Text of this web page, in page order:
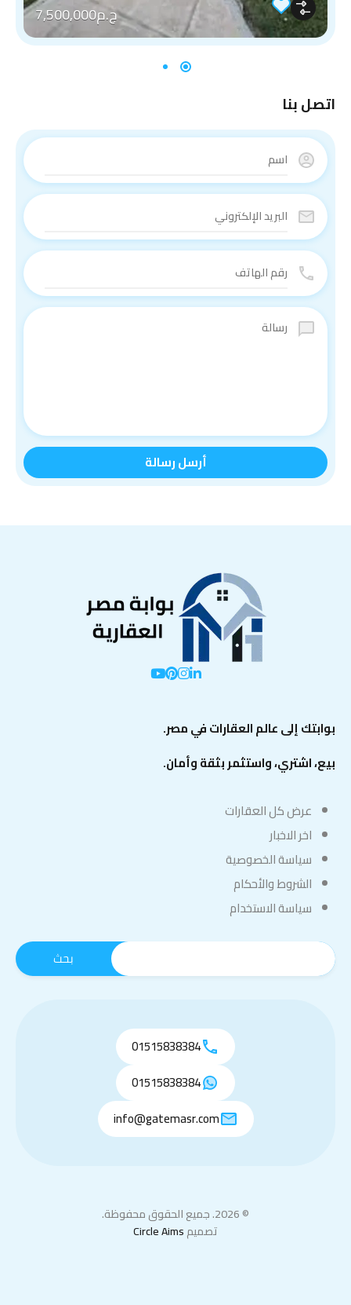
ج.م7,500,000
اتصل بنا
بوابتك إلى عالم العقارات في مصر.
بيع، اشتري، واستثمر بثقة وأمان.
عرض كل العقارات
اخر الاخبار
سياسة الخصوصية
الشروط والأحكام
سياسة الاستخدام
01515838384
01515838384
info@gatemasr.com
© 2026. جميع الحقوق محفوظة.
تصميمCircle Aims